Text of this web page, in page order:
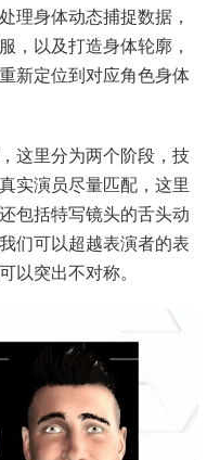
理身体动态捕捉数据，
，以及打造身体轮廓，
新定位到对应角色身体
这里分为两个阶段，技
实演员尽量匹配，这里
包括特写镜头的舌头动
们可以超越表演者的表
以突出不对称。